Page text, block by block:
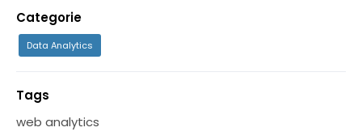
Categorie
Data Analytics
Tags
web analytics